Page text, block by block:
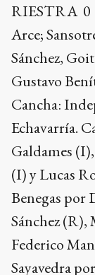
RIESTRA 0
Arce;
Sánchez,
Gustavo
Cancha:
Echavarría.
Galdames
(I) y Lucas
Benegas por
Sánchez
Federico
Sayavedra